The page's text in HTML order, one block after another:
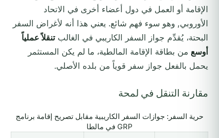
الإقامة أو العمل في دول أعضاء أخرى في الاتحاد
الأوروبي, وهو سوء فهم شائع. يعني هذا أنه لأغراض السفر
البحتة، يُقدِّم جواز السفر الكاريبي في الغالب تنقلاً عملياً
أوسع من بطاقة الإقامة المالطية، ما لم يكن المستثمر
يحمل بالفعل جواز سفر قوياً من بلده الأصلي.
مقارنة التنقل في لمحة
حرية السفر: جوازات السفر الكاريبية مقابل تصريح إقامة برنامج
GRP في مالطا